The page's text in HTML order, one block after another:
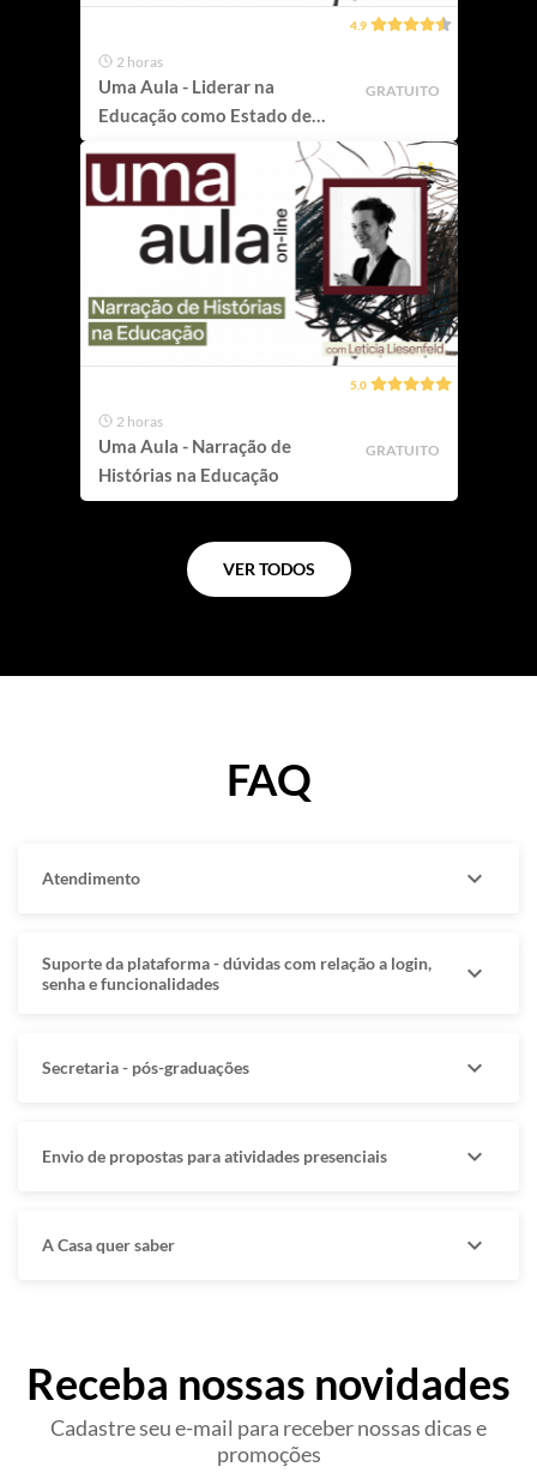
4.9
2 horas
Uma Aula - Liderar na
Educação como Estado de
GRATUITO
5.0
2 horas
Uma Aula - Narração de
Histórias na Educação
GRATUITO
VER TODOS
FAQ
Atendimento expand_more
Suporte da plataforma - dúvidas com relação a login,
senha e funcionalidades
expand_more
Secretaria - pós-graduações expand_more
Envio de propostas para atividades presenciais expand_more
A Casa quer saber expand_more
Receba nossas novidades
Cadastre seu e-mail para receber nossas dicas e
promoções